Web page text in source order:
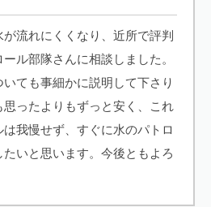
流れにくくなり、近所で評判
ル部隊さんに相談しました。
ても事細かに説明して下さり
ったよりもずっと安く、これ
我慢せず、すぐに水のパトロ
いと思います。今後ともよろ